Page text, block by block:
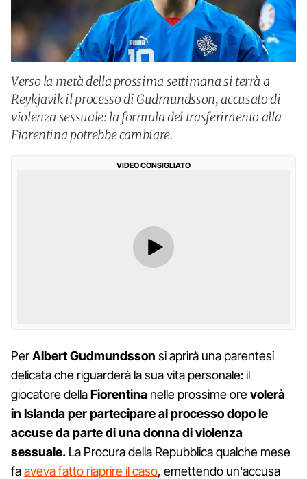
Verso la metà della prossima settimana si terrà a
Reykjavik il processo di Gudmundsson, accusato di
violenza sessuale: la formula del trasferimento alla
Fiorentina potrebbe cambiare.
VIDEO CONSIGLIATO
PerAlbert Gudmundsson si aprirà una parentesi
delicata che riguarderà la sua vita personale: il
giocatore dellaFiorentina nelle prossime orevolerà
in Islanda per partecipare al processo dopo le
accuse da parte di una donna di violenza
sessuale. La Procura della Repubblica qualche mese
faaveva fatto riaprire il caso, emettendo un'accusa